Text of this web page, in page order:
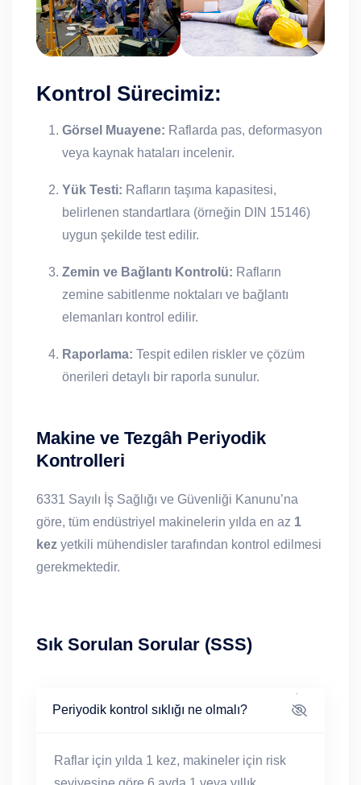
Kontrol Sürecimiz:
Görsel Muayene: Raflarda pas, deformasyon
veya kaynak hataları incelenir.
Yük Testi: Rafların taşıma kapasitesi,
belirlenen standartlara (örneğin DIN 15146)
uygun şekilde test edilir.
Zemin ve Bağlantı Kontrolü: Rafların
zemine sabitlenme noktaları ve bağlantı
elemanları kontrol edilir.
Raporlama: Tespit edilen riskler ve çözüm
önerileri detaylı bir raporla sunulur.
Makine ve Tezgâh Periyodik
Kontrolleri
6331 Sayılı İş Sağlığı ve Güvenliği Kanunu’na
göre, tüm endüstriyel makinelerin yılda en az 1
kez yetkili mühendisler tarafından kontrol edilmesi
gerekmektedir.
Sık Sorulan Sorular (SSS)
Periyodik kontrol sıklığı ne olmalı?
Raflar için yılda 1 kez, makineler için risk